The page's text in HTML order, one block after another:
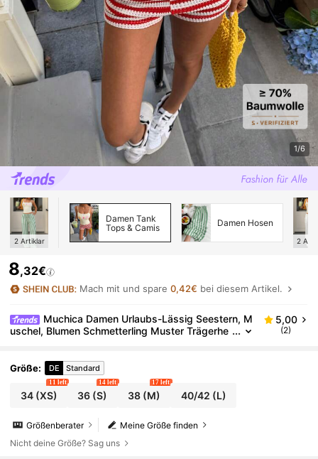
1/6
2 Artiklar
Damen Tank
Tops & Camis
Damen Hosen
2
8,32€
Mach mit und spare0,42€ bei diesem Artikel.
Muchica Damen Urlaubs-Lässig Seestern, M
uschel, Blumen Schmetterling Muster Trägerhe
5,00
(2)
Größe: DE Standard
34(XS)
11 left
36 (S)
14 left
38(M)
17 left
40/42 (L)
Meine Größe finden
Größenberater
Nicht deine Größe? Sag uns